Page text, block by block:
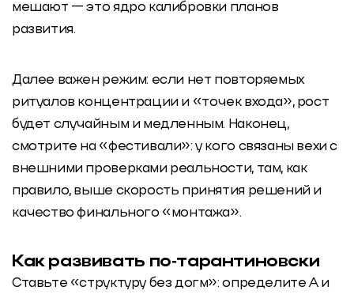
мешают — это ядро калибровки планов
развития.
Далее важен режим: если нет повторяемых
ритуалов концентрации и «точек входа», рост
будет случайным и медленным. Наконец,
смотрите на «фестивали»: у кого связаны вехи с
внешними проверками реальности, там, как
правило, выше скорость принятия решений и
качество финального «монтажа».
Как развивать по‑тарантиновски
Ставьте «структуру без догм»: определите А и